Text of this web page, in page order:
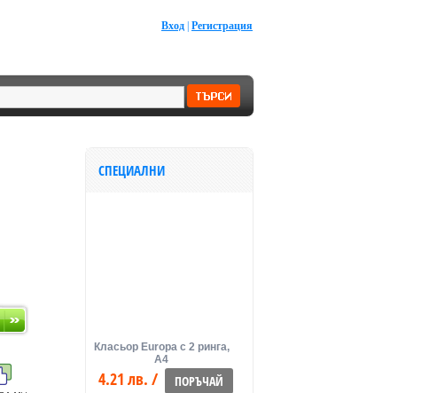
Вход Регистрация
СПЕЦИАЛНИ
ПОРЪЧАЙ
4.21 лв. /
Класьор Europa с 2 ринга,
А4